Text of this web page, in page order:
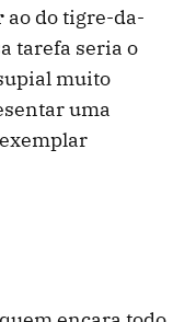
ao do tigre-da-
tarefa seria o
muito
uma